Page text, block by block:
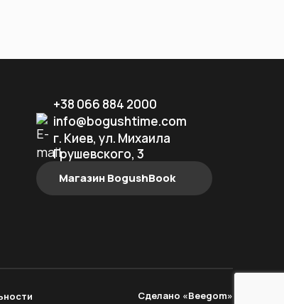
+38 066 884 2000
info@bogushtime.com
г. Киев, ул. Михаила
Грушевского, 3
Магазин BogushBook
Сделано «Beegom»